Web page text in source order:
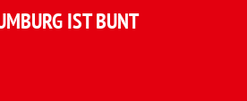
IST BUNT